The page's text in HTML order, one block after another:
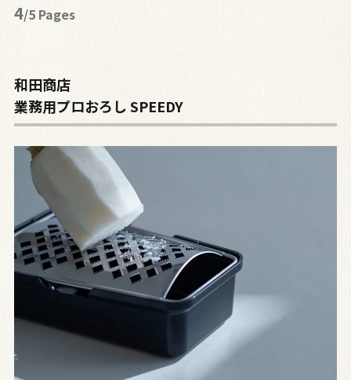
4/5 Pages
和田商店
業務用プロおろし SPEEDY